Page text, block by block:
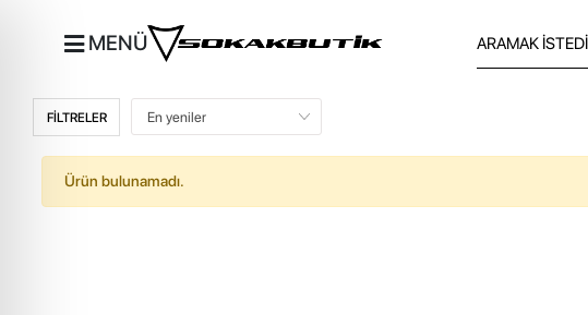
MENÜ
FİLTRELER
Ürün bulunamadı.